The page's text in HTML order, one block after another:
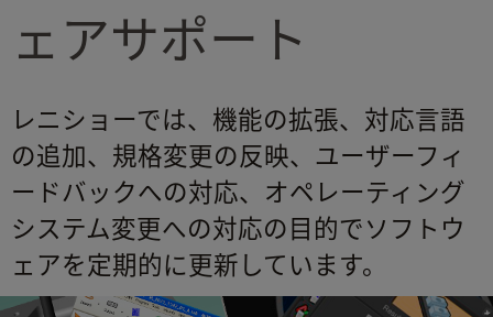
ェアサポート
レニショーでは、機能の拡張、対応言語
の追加、規格変更の反映、ユーザーフィ
ードバックへの対応、オペレーティング
システム変更への対応の目的でソフトウ
ェアを定期的に更新しています。